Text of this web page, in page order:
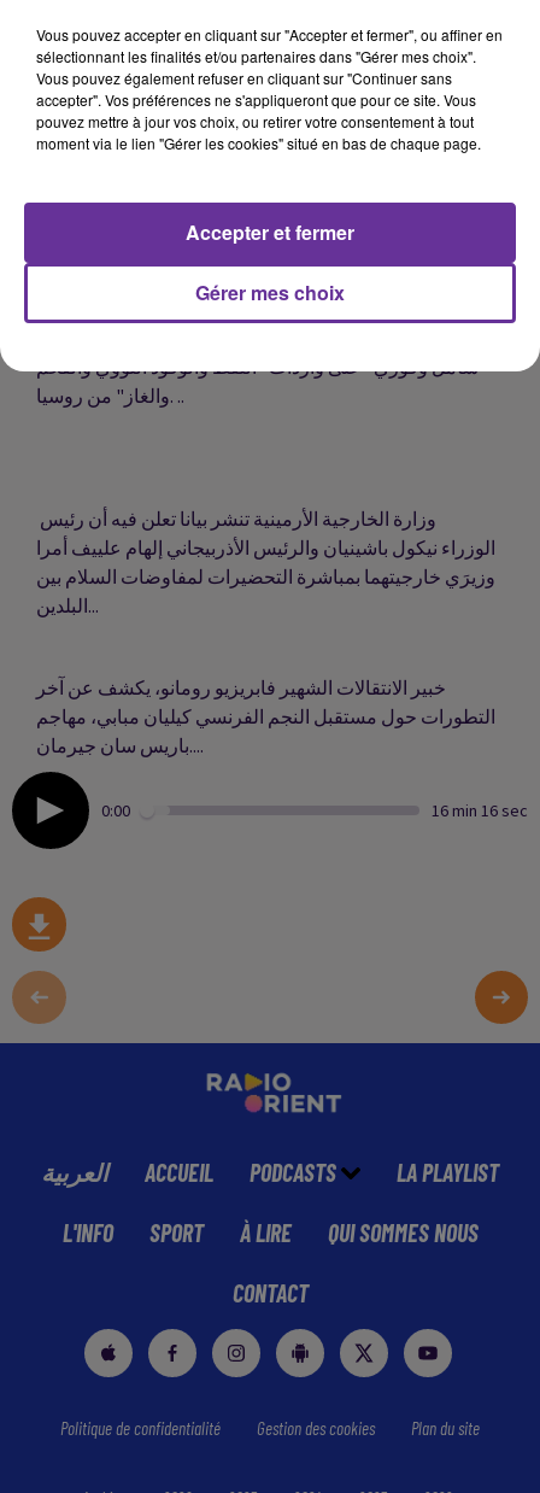
مرصد الخدمات المالية ينبه من الانتشار اللافت لصفحات
عديدة على مواقع التواصل الاجتماعي تَدَّعِي قدرتها على القيام
بعمليات مالية ...
الإعلان بمجلس الأمة الجزائري ، عن إنشاء و لأول مرة
"شامل وفوري" على واردات "النفط والوقود النووي والفحم
والغاز" من روسيا. ..
الوزراء نيكول باشينيان والرئيس الأذربيجاني إلهام علييف أمرا
وزيرَي خارجيتهما بمباشرة التحضيرات لمفاوضات السلام بين
البلدين...
خبير الانتقالات الشهير فابريزيو رومانو، يكشف عن آخر
التطورات حول مستقبل النجم الفرنسي كيليان مبابي، مهاجم
باريس سان جيرمان....
0:00 16 min 16 sec
العربية ACCUEIL PODCASTS LA PLAYLIST
L'INFO SPORT À LIRE QUI SOMMES NOUS
CONTACT
Politique de confidentialité Gestion des cookies Plan du site
Vous pouvez accepter en cliquant sur "Accepter et fermer", ou affiner en
sélectionnant les finalités et/ou partenaires dans "Gérer mes choix".
Vous pouvez également refuser en cliquant sur "Continuer sans
accepter". Vos préférences ne s'appliqueront que pour ce site. Vous
pouvez mettre à jour vos choix, ou retirer votre consentement à tout
moment via le lien "Gérer les cookies" situé en bas de chaque page.
Gérer mes choix
Accepter et fermer